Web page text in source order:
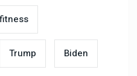
Trump Biden